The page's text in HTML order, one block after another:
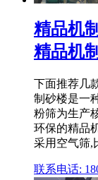
精品机
精品机
下面推荐几
制砂楼是一
粉筛为生产
环保的精品
采用空气筛,
联系电话: